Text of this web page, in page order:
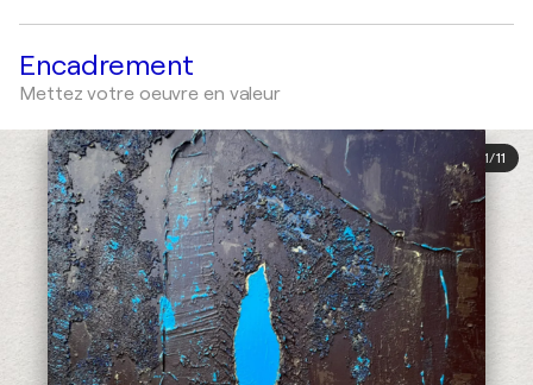
Encadrement
Mettez votre oeuvre en valeur
1/11